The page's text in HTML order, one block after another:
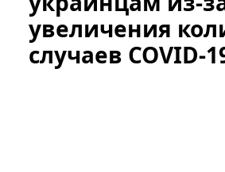
увеличения
случаев COVID-